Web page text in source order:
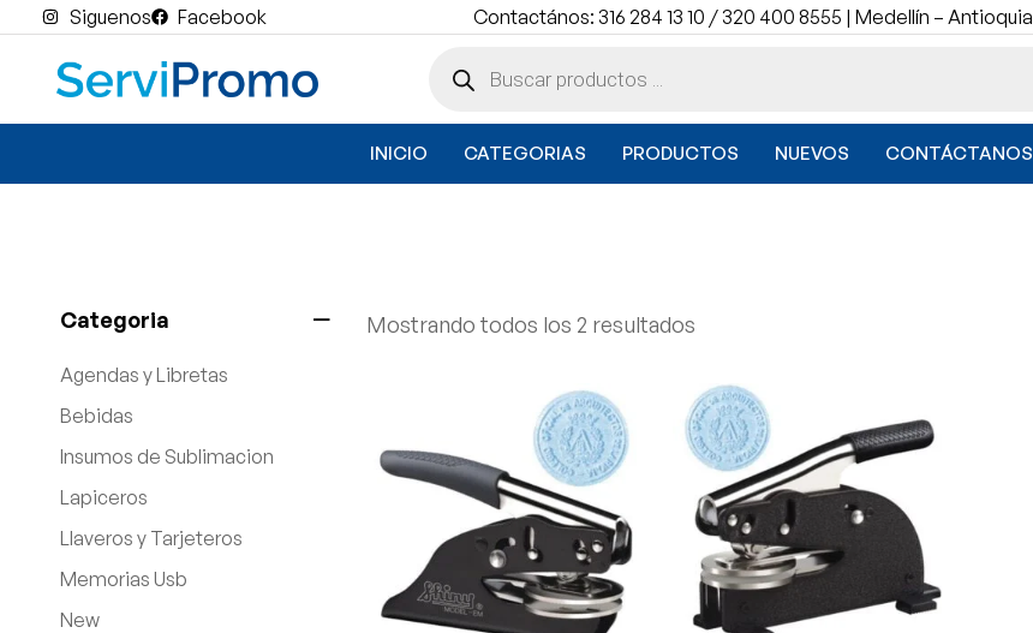
Siguenos Facebook Contactános: 316 284 13 10 / 320 400 8555 | Medellín – Antioquia
INICIO CATEGORIAS PRODUCTOS NUEVOS CONTÁCTANOS
Categoria
Agendas y Libretas
Bebidas
Insumos de Sublimacion
Lapiceros
Llaveros y Tarjeteros
Memorias Usb
New
Mostrando todos los 2 resultados